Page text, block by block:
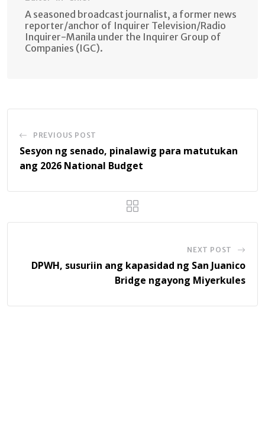
A seasoned broadcast journalist, a former news
reporter/anchor of Inquirer Television/Radio
Inquirer-Manila under the Inquirer Group of
Companies (IGC).
PREVIOUS POST
Sesyon ng senado, pinalawig para matutukan
ang 2026 National Budget
NEXT POST
DPWH, susuriin ang kapasidad ng San Juanico
Bridge ngayong Miyerkules